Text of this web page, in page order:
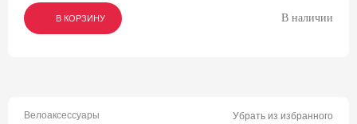
В КОРЗИНУ
В КОРЗИНУ
В КОРЗИНУ В наличии
Велоаксессуары Убрать из избранного